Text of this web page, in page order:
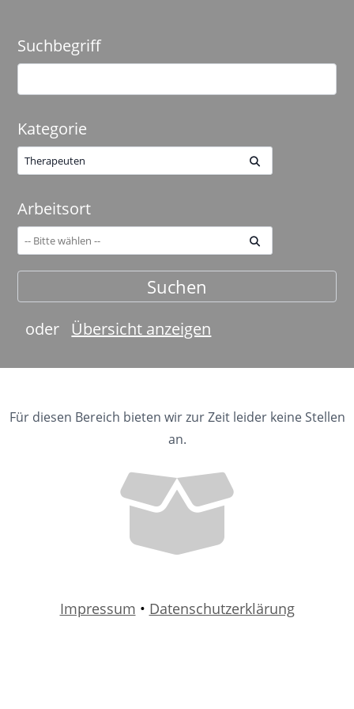
Suchbegriff
Kategorie
Therapeuten
Arbeitsort
oder Übersicht anzeigen
Für diesen Bereich bieten wir zur Zeit leider keine Stellen
an.
Impressum • Datenschutzerklärung